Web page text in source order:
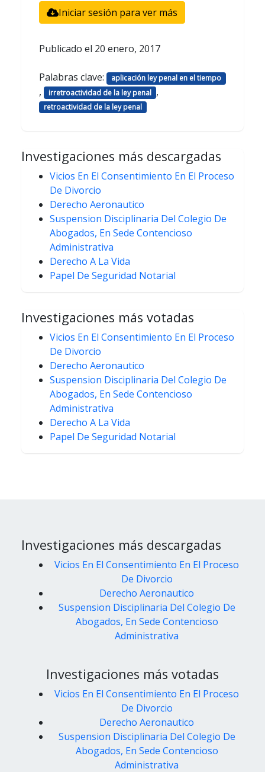
Iniciar sesión para ver más
Publicado el 20 enero, 2017
Palabras clave: aplicación ley penal en el tiempo
, irretroactividad de la ley penal ,
retroactividad de la ley penal
Investigaciones más descargadas
Vicios En El Consentimiento En El Proceso
De Divorcio
Derecho Aeronautico
Suspension Disciplinaria Del Colegio De
Abogados, En Sede Contencioso
Administrativa
Derecho A La Vida
Papel De Seguridad Notarial
Investigaciones más votadas
Vicios En El Consentimiento En El Proceso
De Divorcio
Derecho Aeronautico
Suspension Disciplinaria Del Colegio De
Abogados, En Sede Contencioso
Administrativa
Derecho A La Vida
Papel De Seguridad Notarial
Investigaciones más descargadas
Vicios En El Consentimiento En El Proceso
De Divorcio
Derecho Aeronautico
Suspension Disciplinaria Del Colegio De
Abogados, En Sede Contencioso
Administrativa
Investigaciones más votadas
Vicios En El Consentimiento En El Proceso
De Divorcio
Derecho Aeronautico
Suspension Disciplinaria Del Colegio De
Abogados, En Sede Contencioso
Administrativa